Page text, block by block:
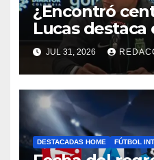
¿Encontró
Lucas destaca
Néider Parra
JUL 31, 2026
DESTACADAS HOME FÚTBOL